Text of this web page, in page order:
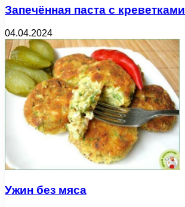
Запечённая паста с креветками
04.04.2024
Ужин без мяса